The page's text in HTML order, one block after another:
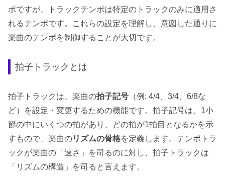
ポですが、トラックテンポは特定のトラックのみに適用さ
れるテンポです。これらの設定を理解し、意図した通りに
楽曲のテンポを制御することが大切です。
拍子トラックとは
拍子トラックは、楽曲の拍子記号 （例: 4/4、3/4、6/8な
ど）を設定・変更するための機能です。拍子記号は、1小
節の中にいくつの拍があり、どの拍が1拍目となるかを示
すもので、楽曲のリズムの骨格を定義します。テンポトラ
ックが楽曲の「速さ」を司るのに対し、拍子トラックは
「リズムの構造」を司ると言えます。